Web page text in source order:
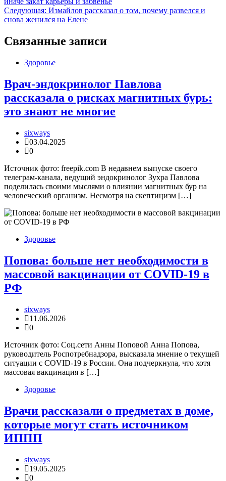
записям
Следующая: Измайлов рассказал о том, почему развелся и
снова женился на Елене
Связанные записи
Здоровье
Врач-эндокринолог Павлова
рассказала о рисках магнитных бурь:
это знают не многие
sixways
03.04.2025
0
Источник фото: freepik.com В недавнем выпуске своего
телеграм-канала, ведущий эндокринолог Зухра Павлова
поделилась своими мыслями о влиянии магнитных бур на
человеческий организм. Несмотря на скептицизм […]
Здоровье
Попова: больше нет необходимости в
массовой вакцинации от COVID-19 в
РФ
sixways
11.06.2026
0
Источник фото: Соц.сети Анны Поповой Анна Попова,
руководитель Роспотребнадзора, высказала мнение о текущей
ситуации с COVID-19 в России. Она подчеркнула, что хотя
массовая вакцинация в […]
Здоровье
Врачи рассказали о предметах в доме,
которые могут стать источником
ИППП
sixways
19.05.2025
0